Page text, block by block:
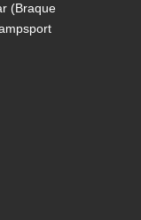
(Braque